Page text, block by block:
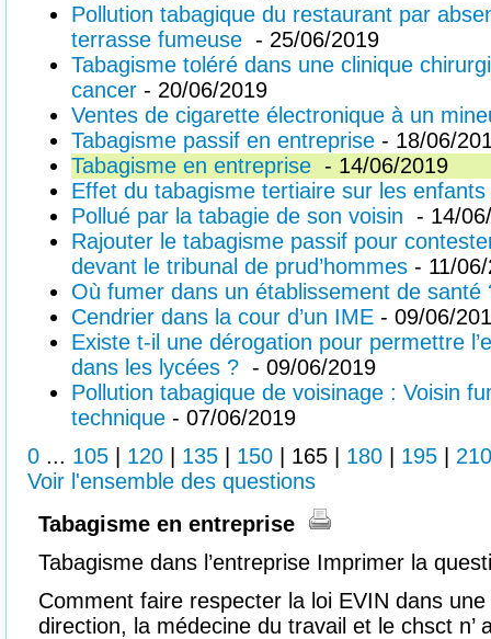
Pollution tabagique du restaurant par
terrasse fumeuse - 25/06/2019
Tabagisme toléré dans une clinique
cancer - 20/06/2019
Ventes de cigarette électronique à un
Tabagisme passif en entreprise - 18/06/
Tabagisme en entreprise - 14/06/2019
Effet du tabagisme tertiaire sur les enfants
Pollué par la tabagie de son voisin - 14/
Rajouter le tabagisme passif pour
devant le tribunal de prud’hommes - 11/
Où fumer dans un établissement de santé
Cendrier dans la cour d’un IME - 09/06/
Existe t-il une dérogation pour permettre
dans les lycées ? - 09/06/2019
Pollution tabagique de voisinage : Voisin
technique - 07/06/2019
0 ... 105 120 135 150 165 180 195
210
Voir l'ensemble des questions
Tabagisme en entreprise
Tabagisme dans l’entreprise Imprimer la
Comment faire respecter la loi EVIN dans
direction, la médecine du travail et le chsct n’